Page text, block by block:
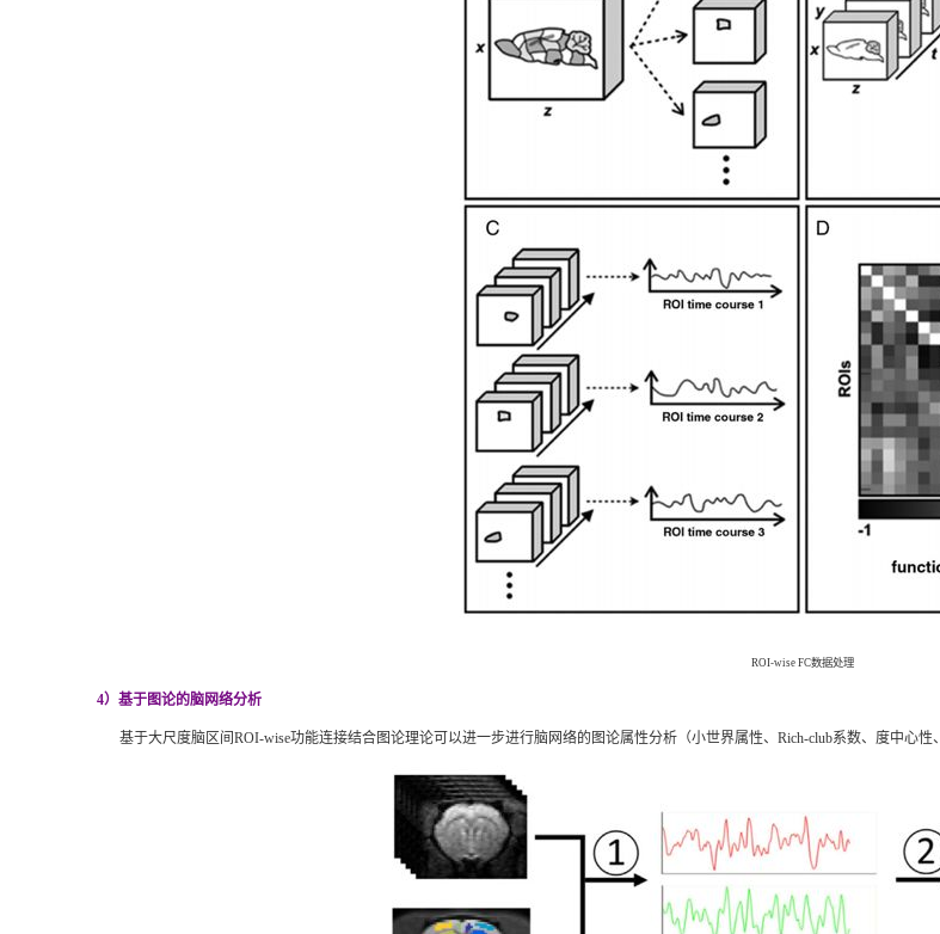
ROI-wise FC数据处理
4）基于图论的脑网络分析
基于大尺度脑区间 ROI-wise功能连接结合图论理论可以进一步进行脑网络的图论属性分析（小世界属性、Rich-club系数、度中心性、